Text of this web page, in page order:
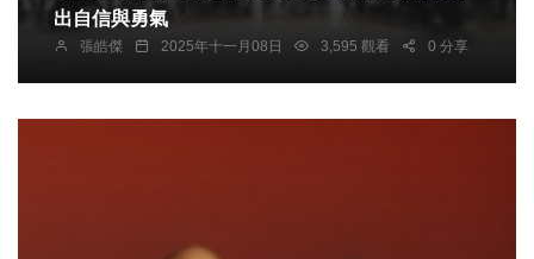
出自信與勇氣
張皓傑 2025年十一月08日 3,595 觀看 0 分享